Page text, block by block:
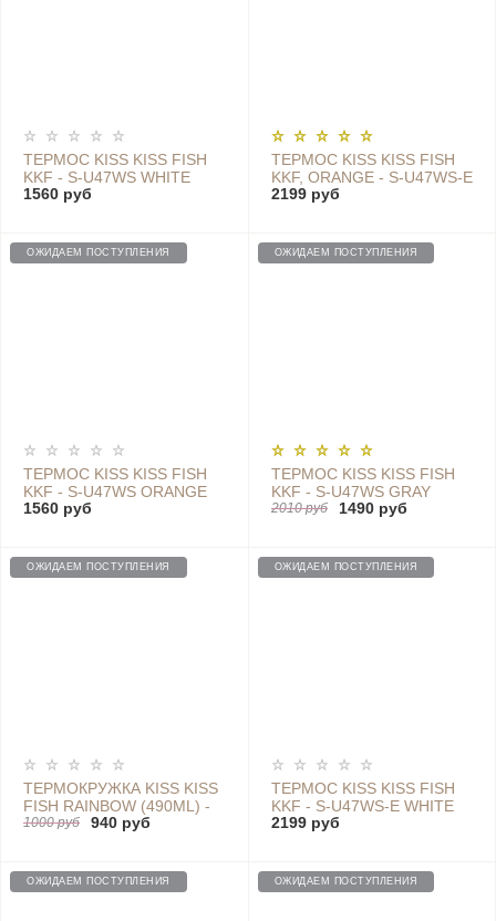
ТЕРМОС KISS KISS FISH
KKF - S-U47WS WHITE
1560 руб
ТЕРМОС KISS KISS FISH
KKF, ORANGE - S-U47WS-E
ORANGE
2199 руб
ОЖИДАЕМ ПОСТУПЛЕНИЯ
ТЕРМОС KISS KISS FISH
KKF - S-U47WS ORANGE
1560 руб
ОЖИДАЕМ ПОСТУПЛЕНИЯ
ТЕРМОС KISS KISS FISH
KKF - S-U47WS GRAY
2010 руб 1490 руб
ОЖИДАЕМ ПОСТУПЛЕНИЯ
ТЕРМОКРУЖКА KISS KISS
FISH RAINBOW (490ML) -
S-U45C BROWN SILVER
1000 руб 940 руб
ОЖИДАЕМ ПОСТУПЛЕНИЯ
ТЕРМОС KISS KISS FISH
KKF - S-U47WS-E WHITE
2199 руб
ОЖИДАЕМ ПОСТУПЛЕНИЯ ОЖИДАЕМ ПОСТУПЛЕНИЯ